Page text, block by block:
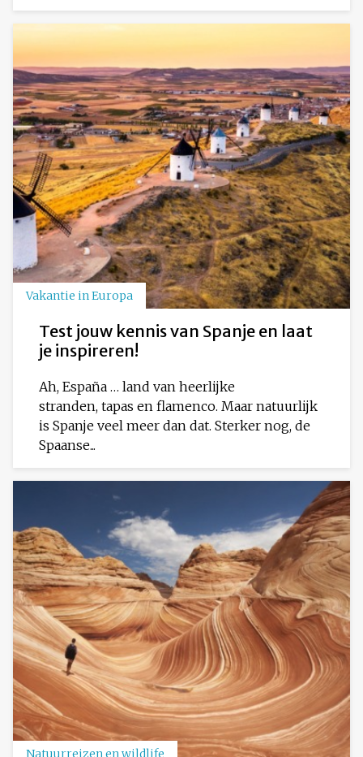
Vakantie in Europa
Test jouw kennis van Spanje en laat
je inspireren!
Ah, España … land van heerlijke
stranden, tapas en flamenco. Maar natuurlijk
is Spanje veel meer dan dat. Sterker nog, de
Spaanse...
Natuurreizen en wildlife